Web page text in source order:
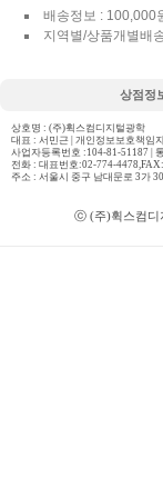
배송정보 : 100,000
지역별/상품개별배
상점정
상호명 : (주)휙스컴디지털광학
대표 : 서민근 | 개인정보보호책임
사업자등록번호 :104-81-51187 |
전화 : 대표번호:02-774-
주소 : 서울시 중구 남대문로 3가
ⓒ (주)휙스컴디